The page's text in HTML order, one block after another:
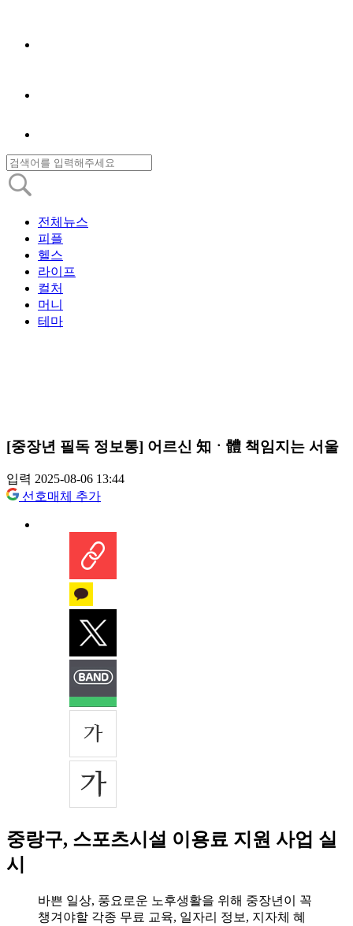
전체뉴스
피플
헬스
라이프
컬처
머니
테마
[중장년 필독 정보통] 어르신 知ㆍ體 책임지는 서울
입력 2025-08-06 13:44
선호매체 추가
중랑구, 스포츠시설 이용료 지원 사업 실
시
바쁜 일상, 풍요로운 노후생활을 위해 중장년이 꼭
챙겨야할 각종 무료 교육, 일자리 정보, 지자체 혜